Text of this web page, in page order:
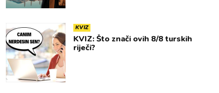
KVIZ
KVIZ: Što znači ovih 8/8 turskih
riječi?